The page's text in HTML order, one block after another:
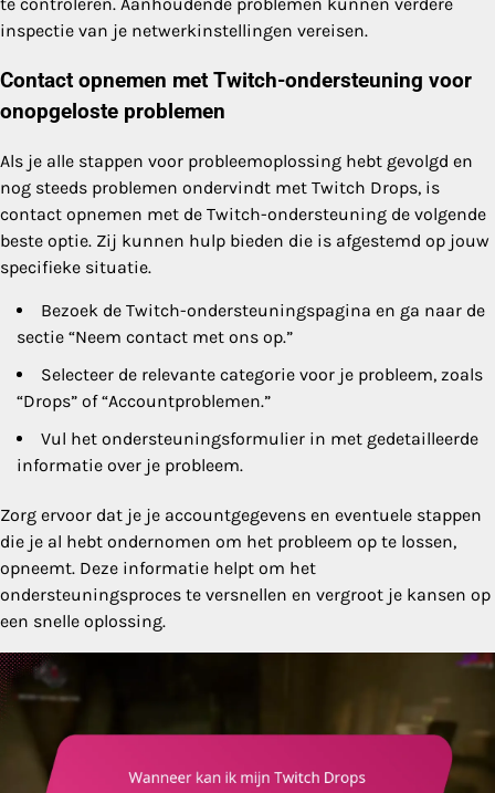
te controleren. Aanhoudende problemen kunnen verdere
inspectie van je netwerkinstellingen vereisen.
Contact opnemen met Twitch-ondersteuning voor
onopgeloste problemen
Als je alle stappen voor probleemoplossing hebt gevolgd en
nog steeds problemen ondervindt met Twitch Drops, is
contact opnemen met de Twitch-ondersteuning de volgende
beste optie. Zij kunnen hulp bieden die is afgestemd op jouw
specifieke situatie.
Bezoek de Twitch-ondersteuningspagina en ga naar de
sectie “Neem contact met ons op.”
Selecteer de relevante categorie voor je probleem, zoals
“Drops” of “Accountproblemen.”
Vul het ondersteuningsformulier in met gedetailleerde
informatie over je probleem.
Zorg ervoor dat je je accountgegevens en eventuele stappen
die je al hebt ondernomen om het probleem op te lossen,
opneemt. Deze informatie helpt om het
ondersteuningsproces te versnellen en vergroot je kansen op
een snelle oplossing.